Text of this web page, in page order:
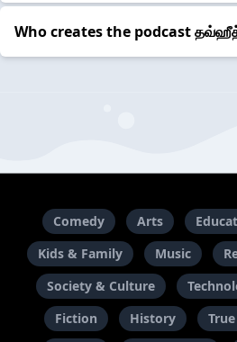
Who creates the podcast தவ்ஹீத்
Comedy Arts
Kids & Family
Music
Society & Culture
Fiction
History